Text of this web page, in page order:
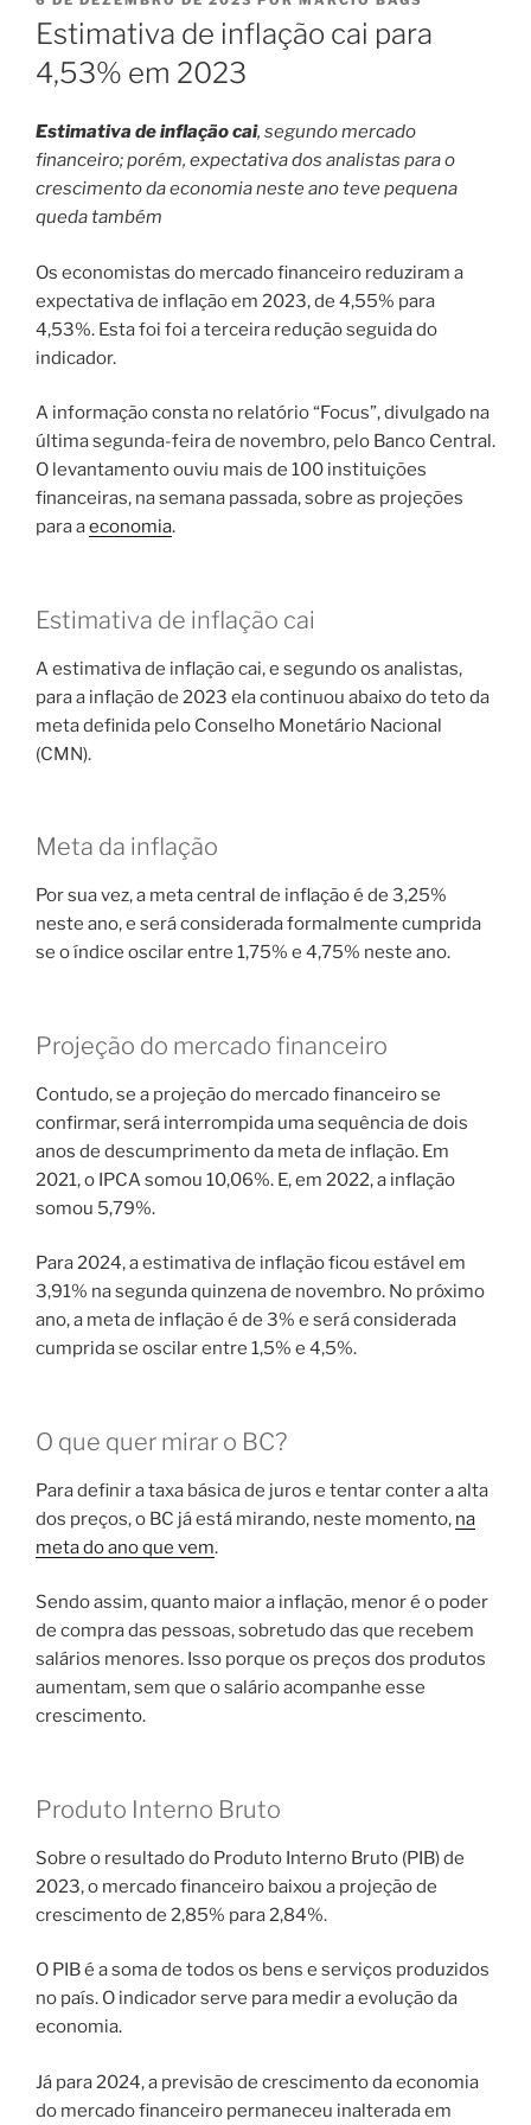
EM
Estimativa de inflação cai para
4,53% em 2023
Estimativa de inflação cai, segundo mercado
financeiro; porém, expectativa dos analistas para o
crescimento da economia neste ano teve pequena
queda também
Os economistas do mercado financeiro reduziram a
expectativa de inflação em 2023, de 4,55% para
4,53%. Esta foi foi a terceira redução seguida do
indicador.
A informação consta no relatório “Focus”, divulgado na
última segunda-feira de novembro, pelo Banco Central.
O levantamento ouviu mais de 100 instituições
financeiras, na semana passada, sobre as projeções
para aeconomia.
Estimativa de inflação cai
A estimativa de inflação cai, e segundo os analistas,
para a inflação de 2023 ela continuou abaixo do teto da
meta definida pelo Conselho Monetário Nacional
(CMN).
Meta da inflação
Por sua vez, a meta central de inflação é de 3,25%
neste ano, e será considerada formalmente cumprida
se o índice oscilar entre 1,75% e 4,75% neste ano.
Projeção do mercado financeiro
Contudo, se a projeção do mercado financeiro se
confirmar, será interrompida uma sequência de dois
anos de descumprimento da meta de inflação. Em
2021, o IPCA somou 10,06%. E, em 2022, a inflação
somou 5,79%.
Para 2024, a estimativa de inflação ficou estável em
3,91% na segunda quinzena de novembro. No próximo
ano, a meta de inflação é de 3% e será considerada
cumprida se oscilar entre 1,5% e 4,5%.
O que quer mirar o BC?
Para definir a taxa básica de juros e tentar conter a alta
dos preços, o BC já está mirando, neste momento, na
meta do ano que vem.
Sendo assim, quanto maior a inflação, menor é o poder
de compra das pessoas, sobretudo das que recebem
salários menores. Isso porque os preços dos produtos
aumentam, sem que o salário acompanhe esse
crescimento.
Produto Interno Bruto
Sobre o resultado do Produto Interno Bruto (PIB) de
2023, o mercado financeiro baixou a projeção de
crescimento de 2,85% para 2,84%.
O PIB é a soma de todos os bens e serviços produzidos
no país. O indicador serve para medir a evolução da
economia.
Já para 2024, a previsão de crescimento da economia
do mercado financeiro permaneceu inalterada em